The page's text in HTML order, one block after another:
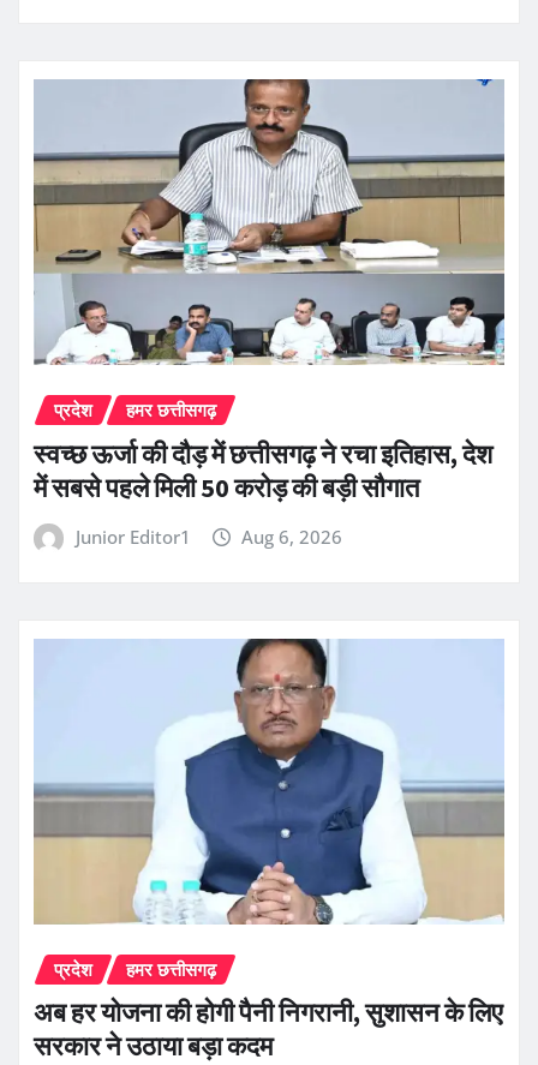
प्रदेश हमर छत्तीसगढ़
स्वच्छ ऊर्जा की दौड़ में छत्तीसगढ़ ने रचा इतिहास, देश
में सबसे पहले मिली 50 करोड़ की बड़ी सौगात
Junior Editor1 Aug 6, 2026
प्रदेश हमर छत्तीसगढ़
अब हर योजना की होगी पैनी निगरानी, सुशासन के लिए
सरकार ने उठाया बड़ा कदम